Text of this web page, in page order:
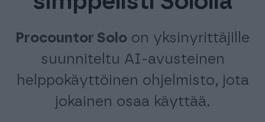
Tuki & Koulutus
Meistä & Ajankohtaista
Procountor Solo on yksinyrittäjille
suunniteltu AI-avusteinen
helppokäyttöinen ohjelmisto, jota
jokainen osaa käyttää.